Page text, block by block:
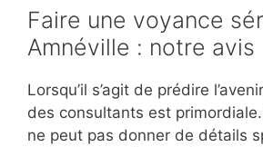
Faire une voyance
Amnéville : notre avis
Lorsqu’il s’agit de prédire
des consultants est
ne peut pas donner de détails